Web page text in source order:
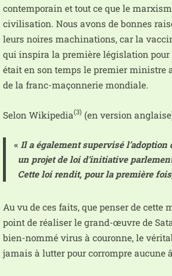
contem­po­rain et tout ce que le
civi­li­sa­tion. Nous avons de bonnes
leurs noires machi­na­tions, car la
qui ins­pi­ra la pre­mière légis­la­tion
était en son temps le pre­mier
de la franc-maçon­ne­rie mondiale.
Selon Wikipedia(3) (en ver­sion
« Il a éga­le­ment super­vi­sé
un pro­jet de loi d’i­ni­tia­tive
Cette loi ren­dit, pour la pre­mière
Au vu de ces faits, que pen­ser de cette
point de réa­li­ser le grand-œuvre de
bien-nom­mé virus à cou­ronne, le
jamais à lut­ter pour cor­rompre aucune